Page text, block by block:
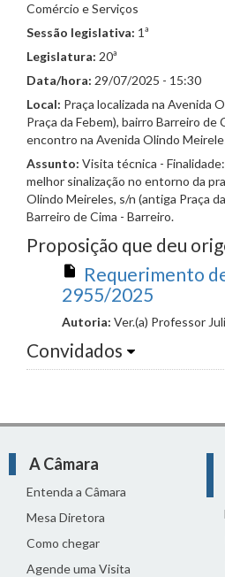
Comércio e Serviços
Sessão legislativa: 1ª
Legislatura: 20ª
Data/hora: 29/07/2025 - 15:30
Local: Praça localizada na Avenida
Praça da Febem), bairro Barreiro de
encontro na Avenida Olindo
Assunto: Visita técnica -
melhor sinalização no entorno da
Olindo Meireles, s/n (antiga Praça
Barreiro de Cima - Barreiro.
Proposição que deu
Requerimento
2955/2025
Autoria: Ver.(a) Professor
Convidados
A Câmara
Entenda a Câmara
Mesa Diretora
Como chegar
Agende uma Visita